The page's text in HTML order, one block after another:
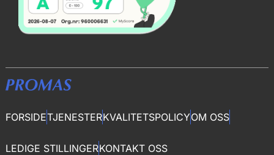
FORSIDETJENESTERKVALITETSPOLICYOM OSS
LEDIGE STILLINGERKONTAKT OSS